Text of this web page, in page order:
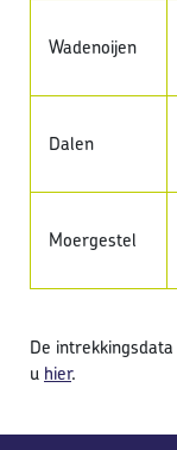
Wadenoijen
Dalen
Moergestel
De
u hier.